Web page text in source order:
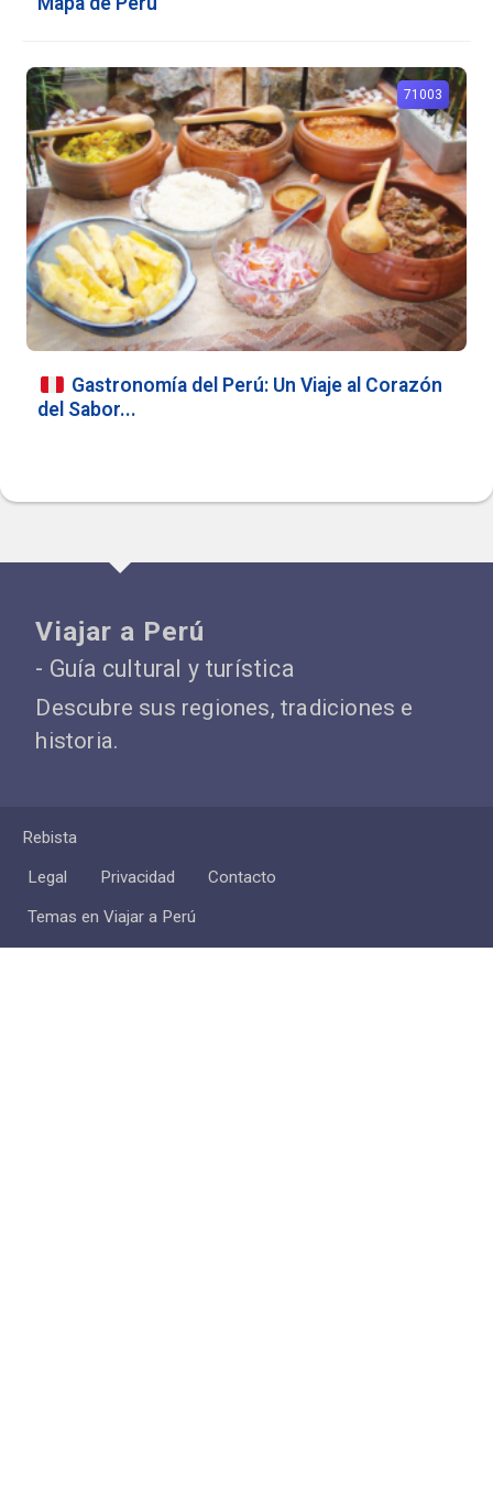
Gastronomía del Perú: Un Viaje al Corazón
del Sabor...
71003
Viajar a Perú
- Guía cultural y turística
Descubre sus regiones, tradiciones e
historia.
Rebista
Legal
Privacidad
Contacto
Temas en Viajar a Perú